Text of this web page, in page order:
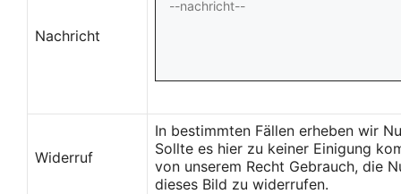
Nachricht
Widerruf
In bestimmten Fällen erheben wir
Sollte es hier zu keiner Einigung
von unserem Recht Gebrauch, die
dieses Bild zu widerrufen.